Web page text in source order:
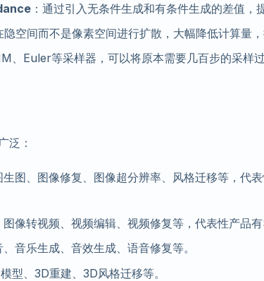
：通过引入无条件生成和有条件生成的差值，
隐空间而不是像素空间进行扩散，大幅降低计算量，
、Euler等采样器，可以将原本需要几百步的采样
泛：
生图、图像修复、图像超分辨率、风格迁移等，代
图像转视频、视频编辑、视频修复等，代表性产品
、音乐生成、音效生成、语音修复等。
型、3D重建、3D风格迁移等。